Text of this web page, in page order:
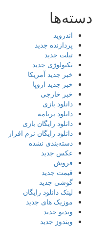
دسته‌ها
اندروید
پردازنده جدید
تبلت جدید
تکنولوژی جدید
خبر جدید آمریکا
خبر جدید اروپا
خبر خارجی
دانلود بازی
دانلود برنامه
دانلود رایگان بازی
دانلود رایگان نرم افراز
دسته‌بندی نشده
عکس جدید
فروش
قیمت جدید
گوشی جدید
لینک دانلود رایگان
موزیک های جدید
ویدیو جدید
ویندوز جدید